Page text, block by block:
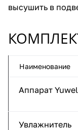
высушить в
Наименование
Аппарат
Увлажнитель